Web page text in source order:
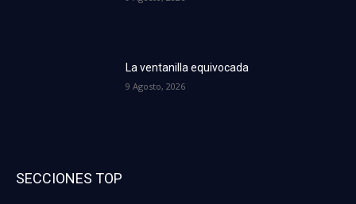
La ventanilla equivocada
9 Agosto, 2026
SECCIONES TOP